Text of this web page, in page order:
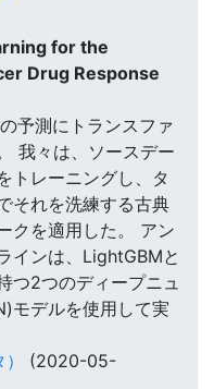
for the
Drug Response
予測にトランスファ
我々は、ソースデー
トレーニングし、タ
それを洗練する古典
クを適用した。 アン
インは、LightGBMと
つ2つのディープニュ
モデルを使用して実
(2020-05-